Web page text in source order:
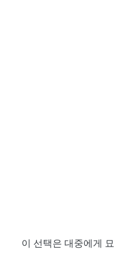
이 선택은 대중에게